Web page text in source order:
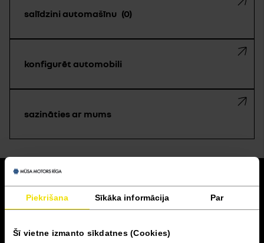
Piekrišana Sīkāka informācija Par
Šī vietne izmanto sīkdatnes (Cookies)
salīdzini automašīnu 0
konfigurēt automobili
sazināties ar mums